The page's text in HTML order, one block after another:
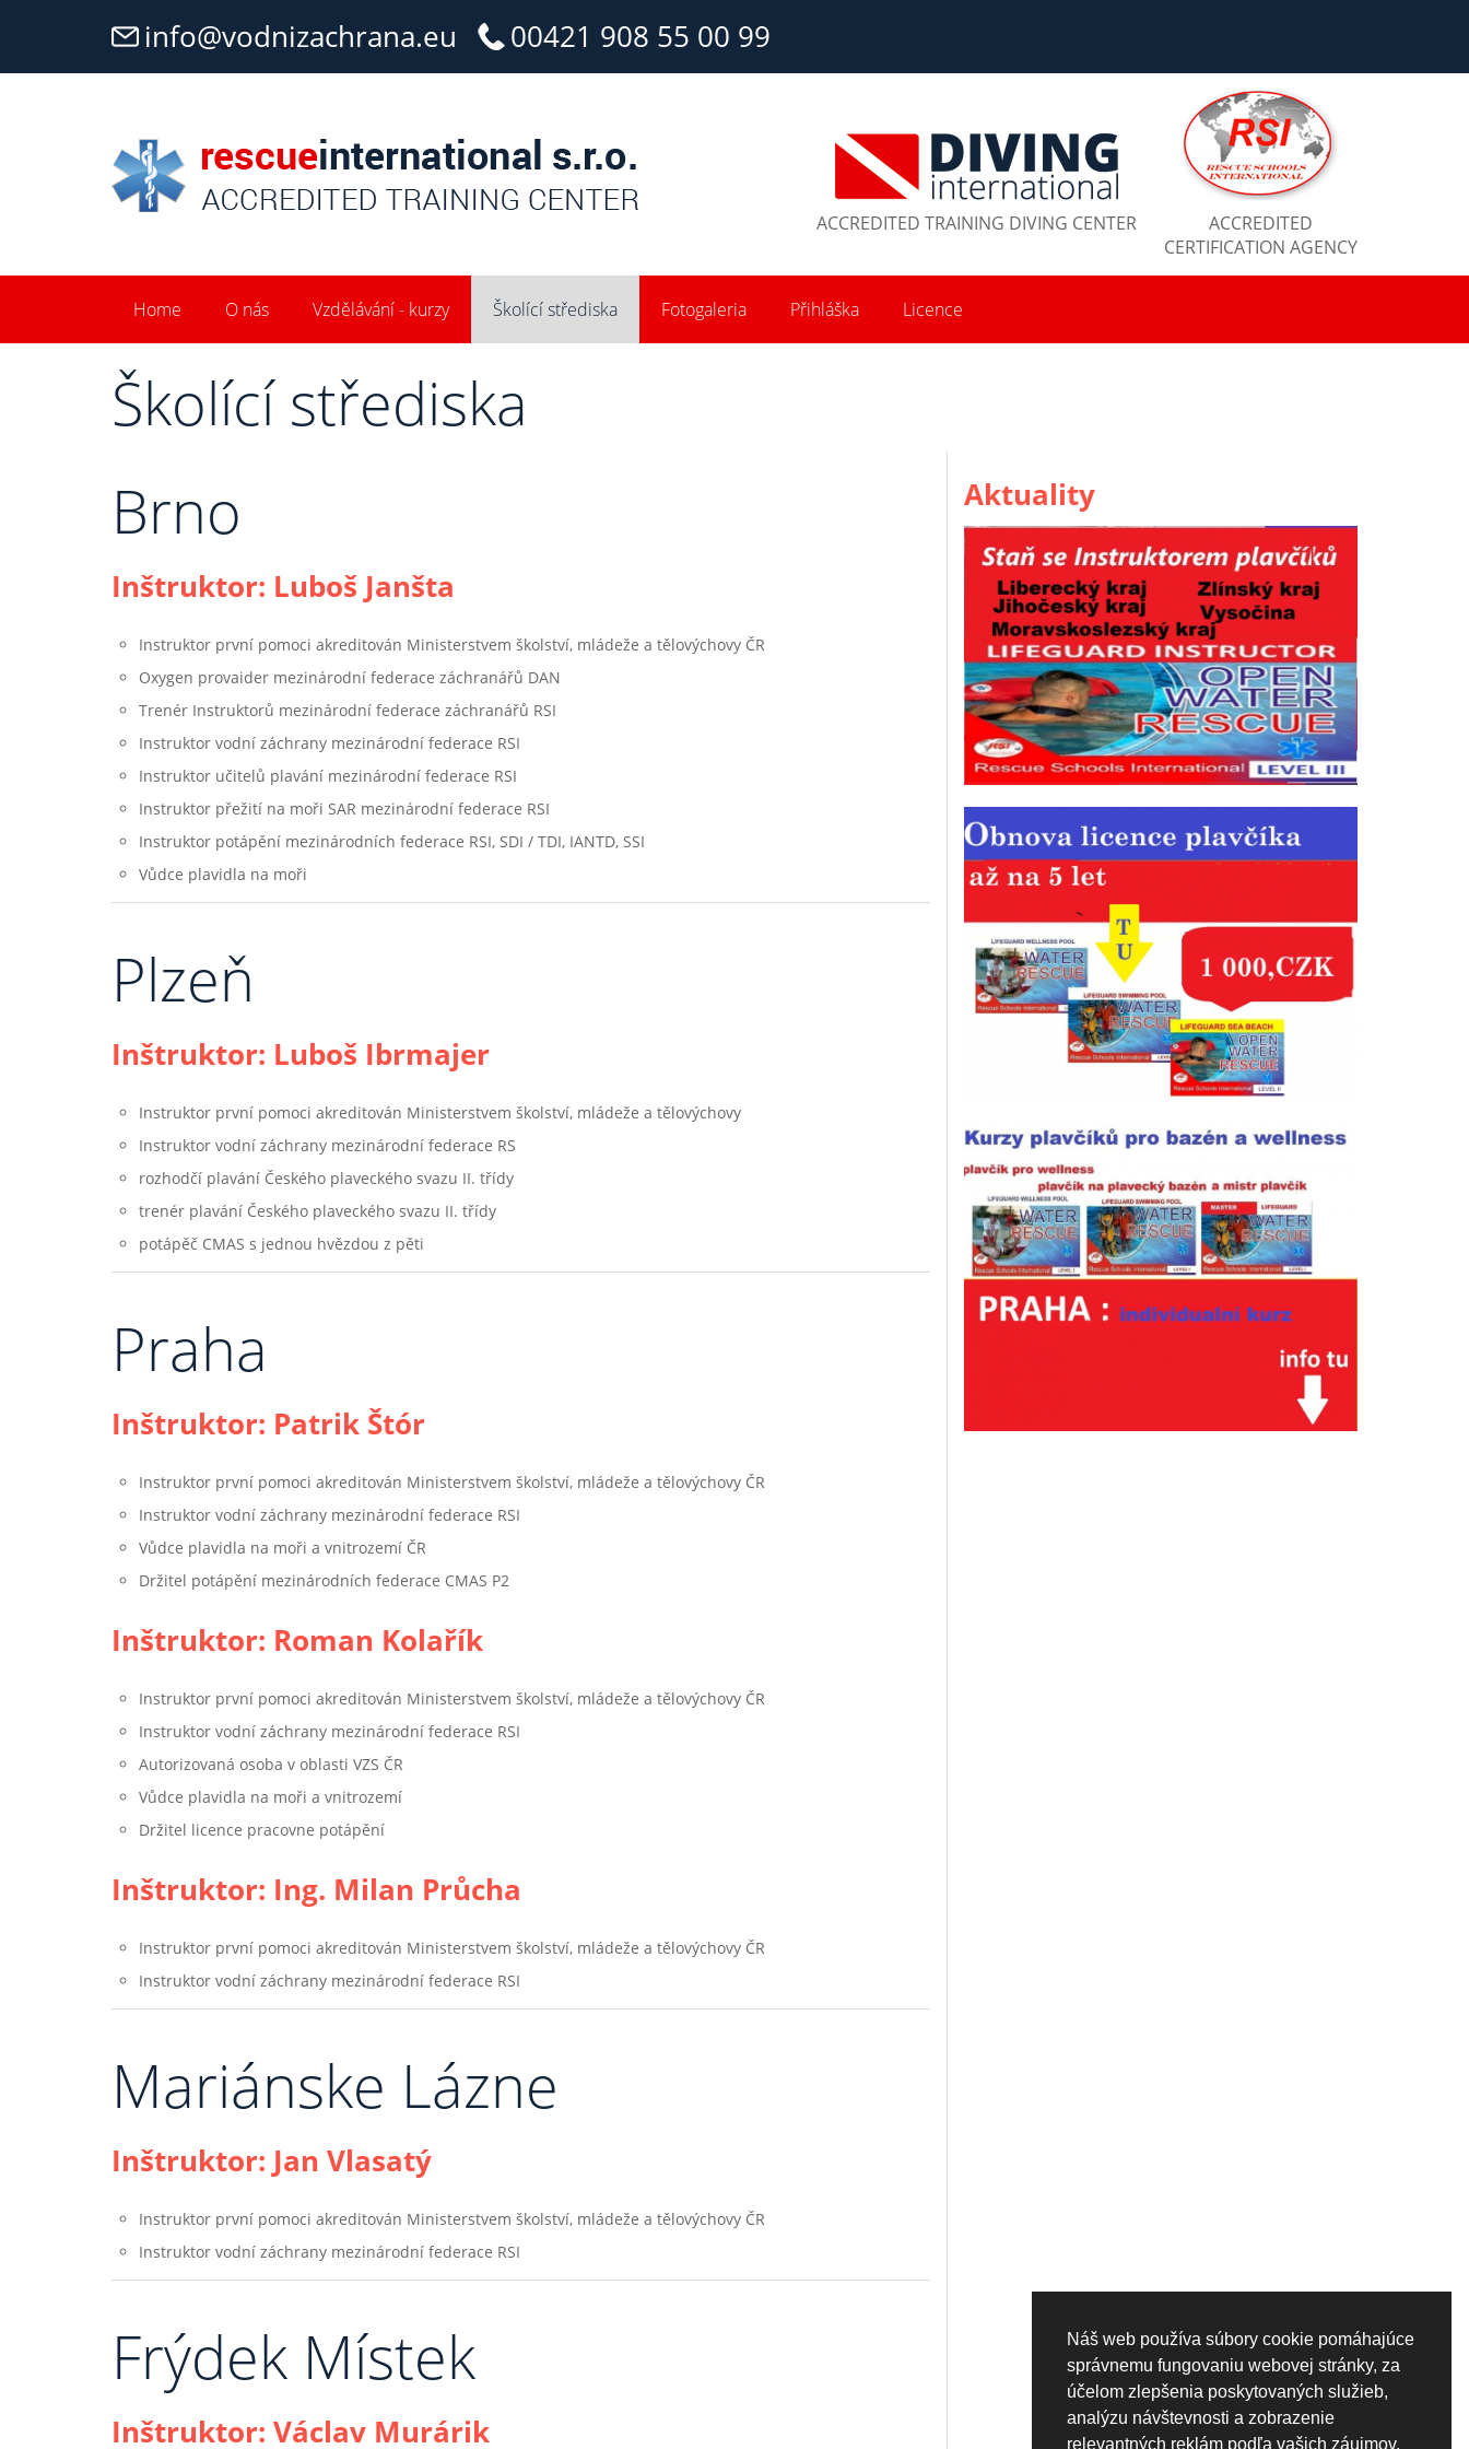
Náš web používa súbory cookie pomáhajúce
správnemu fungovaniu webovej stránky, za
účelom zlepšenia poskytovaných služieb,
analýzu návštevnosti a zobrazenie
relevantných reklám podľa vašich záujmov.
info@vodnizachrana.eu 00421 908 55 00 99
ACCREDITED
CERTIFICATION AGENCY
ACCREDITED TRAINING DIVING CENTER
Home O nás Vzdělávání - kurzy Školící střediska Fotogaleria Přihláška Licence
Školící střediska
Brno
Inštruktor: Luboš Janšta
Instruktor první pomoci akreditován Ministerstvem školství, mládeže a tělovýchovy ČR
Oxygen provaider mezinárodní federace záchranářů DAN
Trenér Instruktorů mezinárodní federace záchranářů RSI
Instruktor vodní záchrany mezinárodní federace RSI
Instruktor učitelů plavání mezinárodní federace RSI
Instruktor přežití na moři SAR mezinárodní federace RSI
Instruktor potápění mezinárodních federace RSI, SDI / TDI, IANTD, SSI
Vůdce plavidla na moři
Plzeň
Inštruktor: Luboš Ibrmajer
Instruktor první pomoci akreditován Ministerstvem školství, mládeže a tělovýchovy
Instruktor vodní záchrany mezinárodní federace RS
rozhodčí plavání Českého plaveckého svazu II. třídy
trenér plavání Českého plaveckého svazu II. třídy
potápěč CMAS s jednou hvězdou z pěti
Praha
Inštruktor: Patrik Štór
Instruktor první pomoci akreditován Ministerstvem školství, mládeže a tělovýchovy ČR
Instruktor vodní záchrany mezinárodní federace RSI
Vůdce plavidla na moři a vnitrozemí ČR
Držitel potápění mezinárodních federace CMAS P2
Inštruktor: Roman Kolařík
Instruktor první pomoci akreditován Ministerstvem školství, mládeže a tělovýchovy ČR
Instruktor vodní záchrany mezinárodní federace RSI
Autorizovaná osoba v oblasti VZS ČR
Vůdce plavidla na moři a vnitrozemí
Držitel licence pracovne potápění
Inštruktor: Ing. Milan Průcha
Instruktor první pomoci akreditován Ministerstvem školství, mládeže a tělovýchovy ČR
Instruktor vodní záchrany mezinárodní federace RSI
Mariánske Lázne
Inštruktor: Jan Vlasatý
Instruktor první pomoci akreditován Ministerstvem školství, mládeže a tělovýchovy ČR
Instruktor vodní záchrany mezinárodní federace RSI
Frýdek Místek
Inštruktor: Václav Murárik
Aktuality